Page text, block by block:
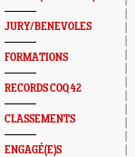
JURY/BENEVOLES
FORMATIONS
RECORDS COQ 42
CLASSEMENTS
ENGAGÉ(E)S